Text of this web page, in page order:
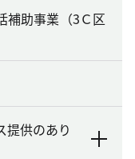
補助事業（3Ｃ区
提供のあり